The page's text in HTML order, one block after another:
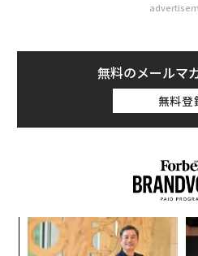
無料のメールマ
無料登